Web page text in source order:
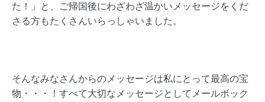
た！」と、ご帰国後にわざわざ温かいメッセージをくだ
さる方もたくさんいらっしゃいました。
そんなみなさんからのメッセージは私にとって最高の宝
物・・・！すべて大切なメッセージとしてメールボック